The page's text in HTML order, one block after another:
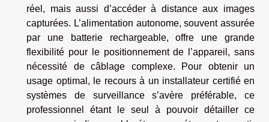
réel, mais aussi d’accéder à distance aux images
capturées. L’alimentation autonome, souvent assurée
par une batterie rechargeable, offre une grande
flexibilité pour le positionnement de l’appareil, sans
nécessité de câblage complexe. Pour obtenir un
usage optimal, le recours à un installateur certifié en
systèmes de surveillance s’avère préférable, ce
professionnel étant le seul à pouvoir détailler ce